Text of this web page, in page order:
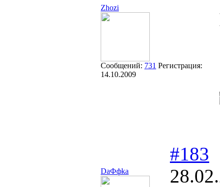
Zhozi
Сообщений: 731 Регистрация:
14.10.2009
DaФфka
#183